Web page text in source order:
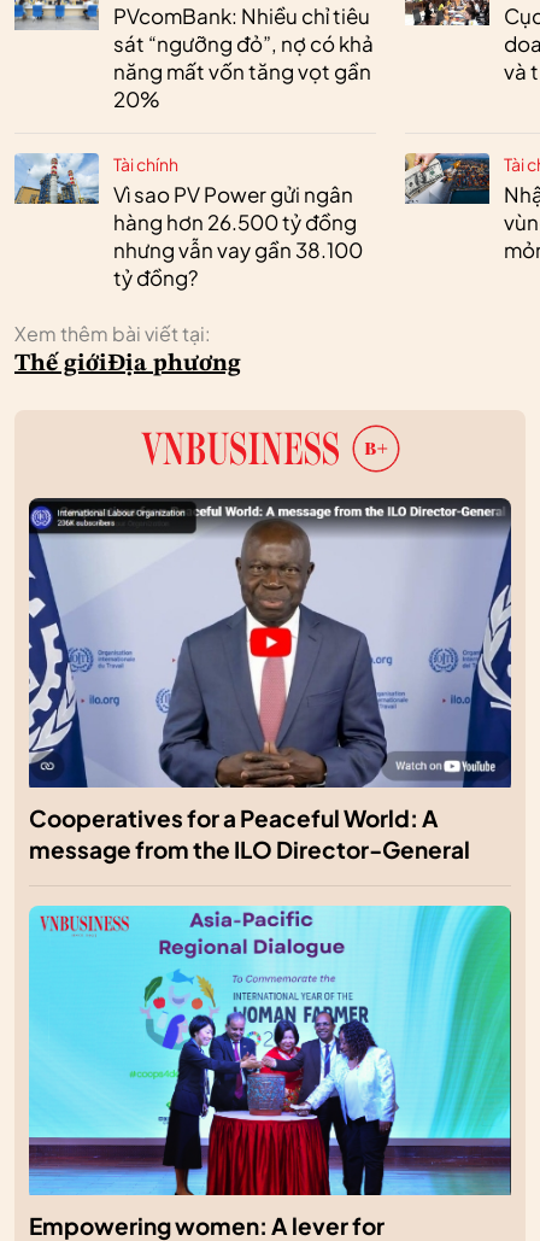
PVcomBank: Nhiều chỉ tiêu
sát “ngưỡng đỏ”, nợ có khả
năng mất vốn tăng vọt gần
20%
Tài chính
Vì sao PV Power gửi ngân
hàng hơn 26.500 tỷ đồng
nhưng vẫn vay gần 38.100
tỷ đồng?
và
Tài
Xem thêm bài viết tại:
Thế giớiĐịa phương
Cooperatives for a Peaceful World: A
message from the ILO Director-General
Empowering women: A lever for